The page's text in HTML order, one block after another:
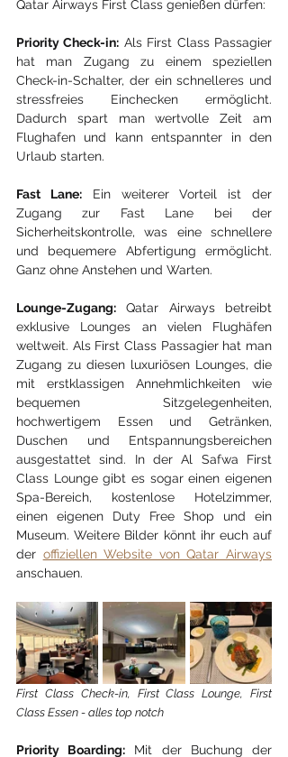
Qatar Airways First Class genießen dürfen:
Priority Check-in: Als First Class Passagier
hat man Zugang zu einem speziellen
Check-in-Schalter, der ein schnelleres und
stressfreies Einchecken ermöglicht.
Dadurch spart man wertvolle Zeit am
Flughafen und kann entspannter in den
Urlaub starten.
Fast Lane: Ein weiterer Vorteil ist der
Zugang zur Fast Lane bei der
Sicherheitskontrolle, was eine schnellere
und bequemere Abfertigung ermöglicht.
Ganz ohne Anstehen und Warten.
Lounge-Zugang: Qatar Airways betreibt
exklusive Lounges an vielen Flughäfen
weltweit. Als First Class Passagier hat man
Zugang zu diesen luxuriösen Lounges, die
mit erstklassigen Annehmlichkeiten wie
bequemen Sitzgelegenheiten,
hochwertigem Essen und Getränken,
Duschen und Entspannungsbereichen
ausgestattet sind. In der Al Safwa First
Class Lounge gibt es sogar einen eigenen
Spa-Bereich, kostenlose Hotelzimmer,
einen eigenen Duty Free Shop und ein
Museum. Weitere Bilder könnt ihr euch auf
der offiziellen Website von Qatar Airways
anschauen.
First Class Check-in, First Class Lounge, First
Class Essen - alles top notch
Priority Boarding: Mit der Buchung der